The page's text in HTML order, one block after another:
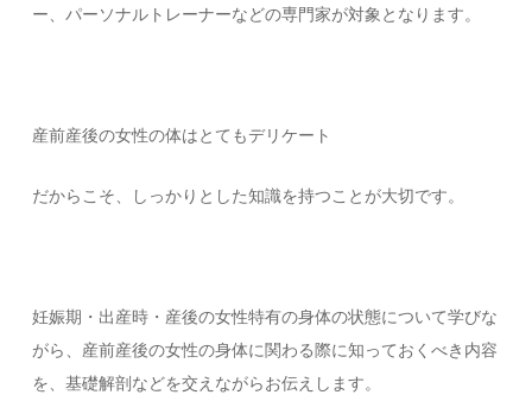
ー、パーソナルトレーナーなどの専門家が対象となります。
産前産後の女性の体はとてもデリケート
だからこそ、しっかりとした知識を持つことが大切です。
妊娠期・出産時・産後の女性特有の身体の状態について学びな
がら、産前産後の女性の身体に関わる際に知っておくべき内容
を、基礎解剖などを交えながらお伝えします。